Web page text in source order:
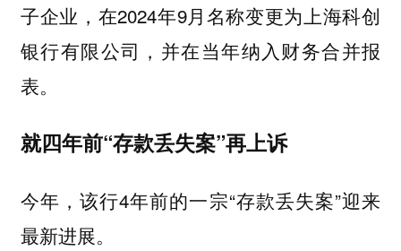
子企业，在2024年9月名称变更为上海科创
银行有限公司，并在当年纳入财务合并报
表。
就四年前“存款丢失案”再上诉
今年，该行4年前的一宗“存款丢失案”迎来
最新进展。